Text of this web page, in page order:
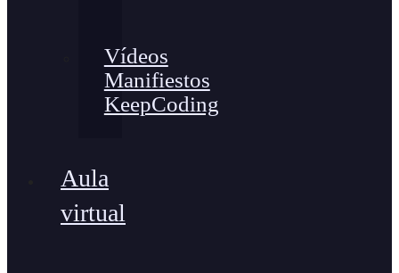
Vídeos
Manifiestos
KeepCoding
Aula
virtual